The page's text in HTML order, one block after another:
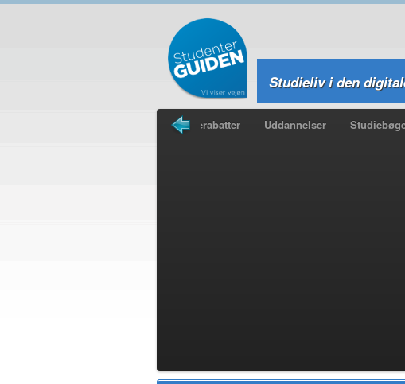
Studieliv i den
Studierabatter Uddannelser